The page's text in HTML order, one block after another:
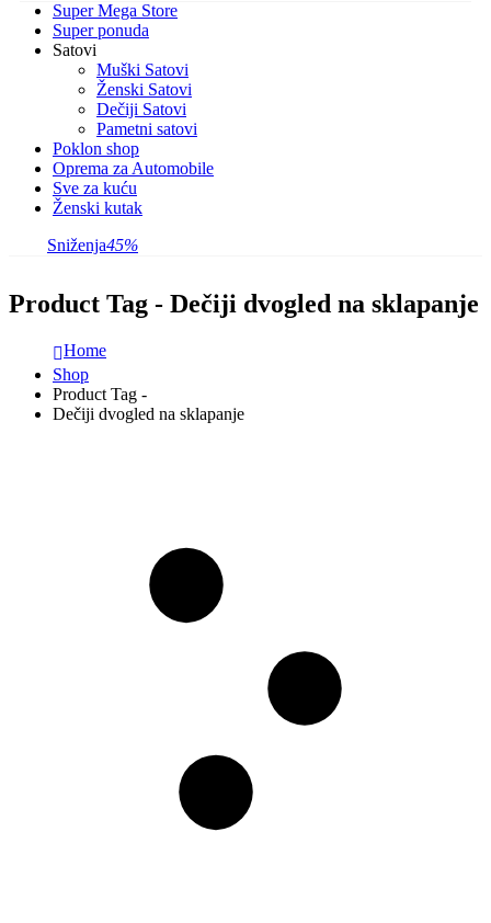
Super Mega Store
Super ponuda
Satovi
Muški Satovi
Ženski Satovi
Dečiji Satovi
Pametni satovi
Poklon shop
Oprema za Automobile
Sve za kuću
Ženski kutak
Sniženja45%
Product Tag - Dečiji dvogled na sklapanje
Home
Shop
Product Tag -
Dečiji dvogled na sklapanje